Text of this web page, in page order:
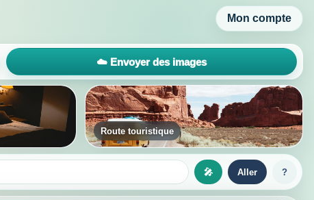
Mon compte
☁️ Envoyer des images
À la une
🎤 Aller ?